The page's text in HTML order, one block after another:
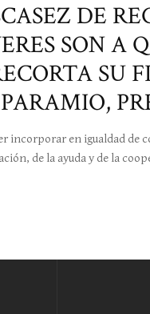
DE
SON A
SU
incorporar en igualdad de
de la ayuda y de la